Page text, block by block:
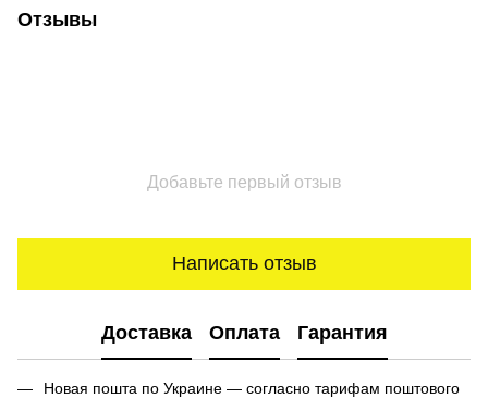
Отзывы
Добавьте первый отзыв
Написать отзыв
Доставка Оплата Гарантия
Новая пошта по Украине — согласно тарифам поштового